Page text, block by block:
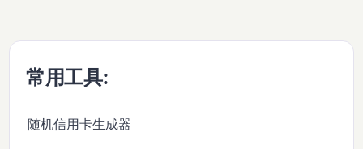
常用工具:
随机信用卡生成器